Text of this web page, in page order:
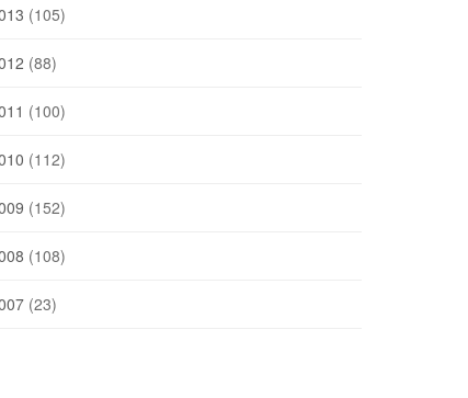
(105)
(88)
(100)
(112)
(152)
(108)
(23)